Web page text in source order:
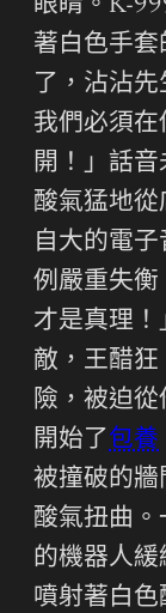
眼睛。K-
著白色手套
了，沾沾
我們必須
開！」話
酸氣猛地
自大的電
例嚴重失衡
才是真理
敵，王醋
險，被迫從
開始了 包養
被撞破的牆
酸氣扭曲。
的機器人
噴射著白